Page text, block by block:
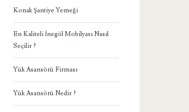
Konak Şantiye Yemeği
En Kaliteli İnegöl Mobilyası Nasıl
Seçilir ?
Yük Asansörü Firması
Yük Asansörü Nedir ?